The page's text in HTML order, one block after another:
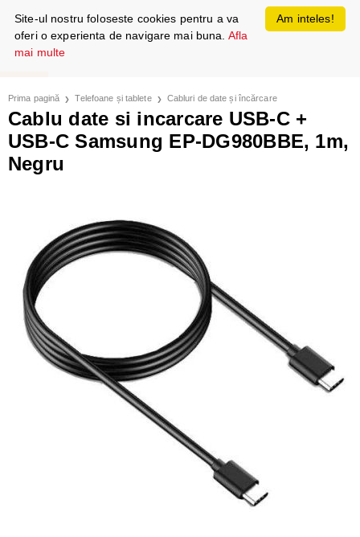
Prima pagină Telefoane și tablete Cabluri de date și încărcare
Cablu date si incarcare USB-C +
USB-C Samsung EP-DG980BBE, 1m,
Negru
Am inteles!
Site-ul nostru foloseste cookies pentru a va
oferi o experienta de navigare mai buna. Afla
mai multe